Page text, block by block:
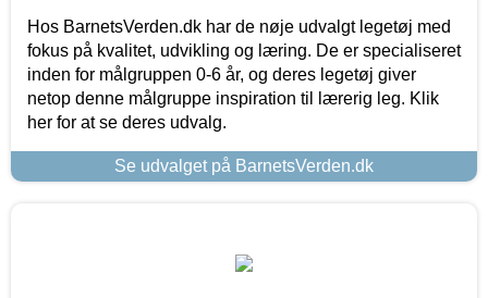
Hos BarnetsVerden.dk har de nøje udvalgt legetøj med
fokus på kvalitet, udvikling og læring. De er specialiseret
inden for målgruppen 0-6 år, og deres legetøj giver
netop denne målgruppe inspiration til lærerig leg. Klik
her for at se deres udvalg.
Se udvalget på BarnetsVerden.dk